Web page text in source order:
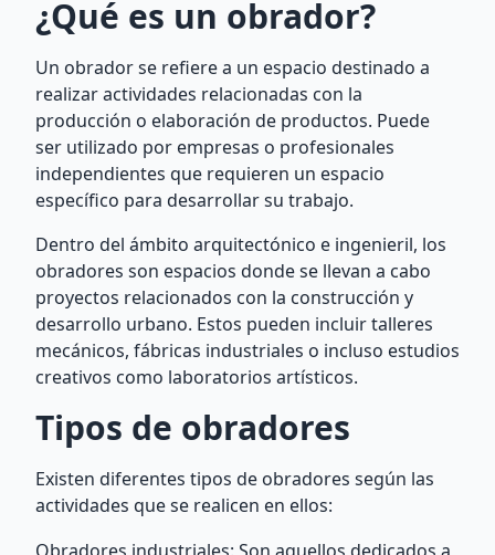
¿Qué es un obrador?
Un obrador se refiere a un espacio destinado a
realizar actividades relacionadas con la
producción o elaboración de productos. Puede
ser utilizado por empresas o profesionales
independientes que requieren un espacio
específico para desarrollar su trabajo.
Dentro del ámbito arquitectónico e ingenieril, los
obradores son espacios donde se llevan a cabo
proyectos relacionados con la construcción y
desarrollo urbano. Estos pueden incluir talleres
mecánicos, fábricas industriales o incluso estudios
creativos como laboratorios artísticos.
Tipos de obradores
Existen diferentes tipos de obradores según las
actividades que se realicen en ellos: